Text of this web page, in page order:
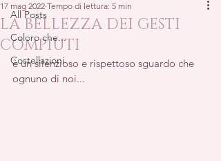
All Posts
Coloro che...
Costellazioni
LA BELLEZZA DEI GESTI
COMPIUTI
17 mag 2022 Tempo di lettura: 5 min
è un silenzioso e rispettoso sguardo che
ognuno di noi...